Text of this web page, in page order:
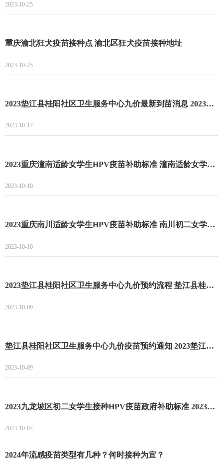
2023-10-25
重庆渝北狂犬疫苗接种点 渝北区狂犬疫苗接种地址
2023-10-25
2023垫江县桂阳社区卫生服务中心九价最新到苗消息 2023垫江县桂阳社区卫生服务中心九价预约流程
2023-10-17
2023重庆潼南适龄女学生HPV疫苗补助标准 潼南适龄女学生HPV疫苗接种补助项目
2023-10-10
2023重庆南川适龄女学生HPV疫苗补助标准 南川初二女学生接种HPV疫苗政府补助
2023-10-10
2023垫江县桂阳社区卫生服务中心九价预约流程 垫江县桂阳社区卫生服务中心九价预约最新时间
2023-10-09
垫江县桂阳社区卫生服务中心九价疫苗预约通知 2023垫江县桂阳社区卫生服务中心最新到苗消息
2023-10-09
2023九龙坡区初二女学生接种HPV疫苗政府补助标准 2023九龙坡区初二女学生接种HPV疫苗补助
2023-10-07
2024年流感疫苗类型有几种？何时接种为宜？